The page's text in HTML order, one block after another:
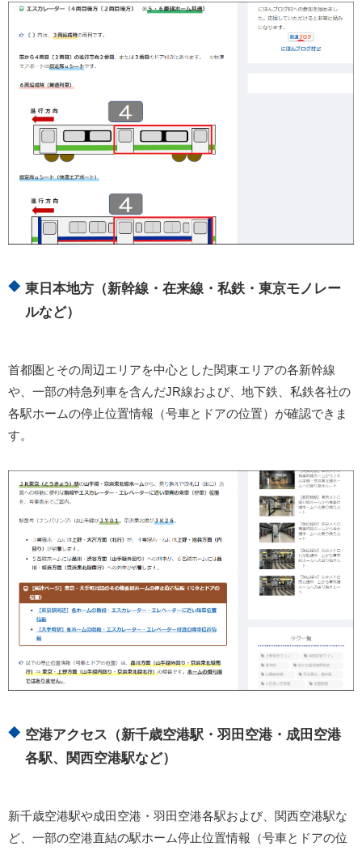
東日本地方（新幹線・在来線・私鉄・東京モノレー
ルなど）
首都圏とその周辺エリアを中心とした関東エリアの各新幹線
や、一部の特急列車を含んだJR線および、地下鉄、私鉄各社の
各駅ホームの停止位置情報（号車とドアの位置）が確認できま
す。
空港アクセス（新千歳空港駅・羽田空港・成田空港
各駅、関西空港駅など）
新千歳空港駅や成田空港・羽田空港各駅および、関西空港駅な
ど、一部の空港直結の駅ホーム停止位置情報（号車とドアの位